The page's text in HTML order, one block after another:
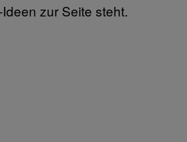
zur Seite steht.